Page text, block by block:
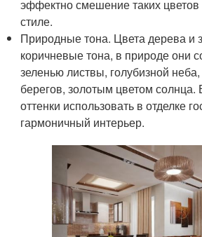
эффектно смешение таких цветов
стиле.
Природные тона. Цвета дерева и
коричневые тона, в природе они
зеленью листвы, голубизной
берегов, золотым цветом
оттенки использовать в отделке
гармоничный интерьер.